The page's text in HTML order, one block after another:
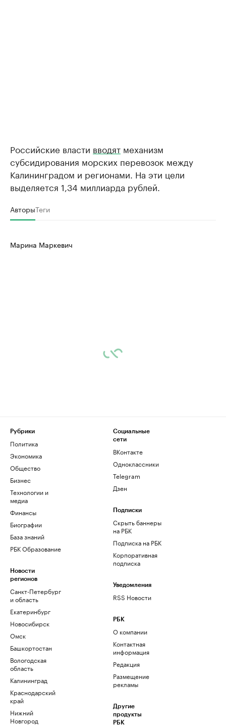
Российские власти вводят механизм
субсидирования морских перевозок между
Калининградом и регионами. На эти цели
выделяется 1,34 миллиарда рублей.
АвторыТеги
Марина Маркевич
Рубрики
Политика
Экономика
Общество
Бизнес
Технологии и
медиа
Финансы
Биографии
База знаний
РБК Образование
Новости
регионов
Санкт-Петербург
и область
Екатеринбург
Новосибирск
Омск
Башкортостан
Вологодская
область
Калининград
Краснодарский
край
Нижний
Новгород
Социальные
сети
ВКонтакте
Одноклассники
Telegram
Дзен
Подписки
Скрыть баннеры
на РБК
Подписка на РБК
Корпоративная
подписка
Уведомления
RSS Новости
РБК
О компании
Контактная
информация
Редакция
Размещение
рекламы
Другие
продукты
РБК